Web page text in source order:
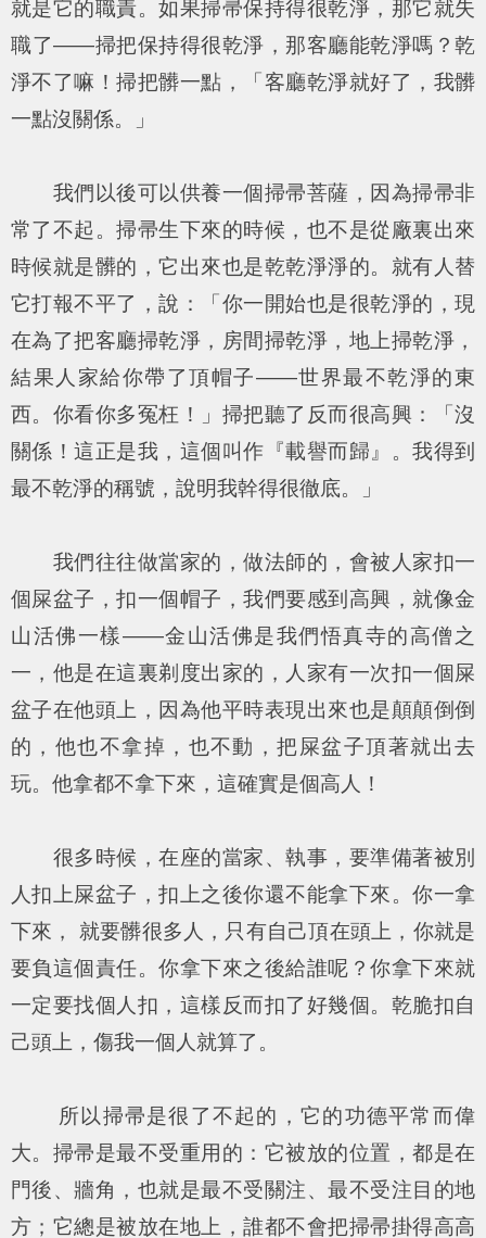
就是它的職責。如果掃帚保持得很乾淨，那它就失
職了——掃把保持得很乾淨，那客廳能乾淨嗎？乾
淨不了嘛！掃把髒一點，「客廳乾淨就好了，我髒
一點沒關係。」
我們以後可以供養一個掃帚菩薩，因為掃帚非
常了不起。掃帚生下來的時候，也不是從廠裏出來
時候就是髒的，它出來也是乾乾淨淨的。就有人替
它打報不平了，說：「你一開始也是很乾淨的，現
在為了把客廳掃乾淨，房間掃乾淨，地上掃乾淨，
結果人家給你帶了頂帽子——世界最不乾淨的東
西。你看你多冤枉！」掃把聽了反而很高興：「沒
關係！這正是我，這個叫作『載譽而歸』。我得到
最不乾淨的稱號，說明我幹得很徹底。」
我們往往做當家的，做法師的，會被人家扣一
個屎盆子，扣一個帽子，我們要感到高興，就像金
山活佛一樣——金山活佛是我們悟真寺的高僧之
一，他是在這裏剃度出家的，人家有一次扣一個屎
盆子在他頭上，因為他平時表現出來也是顛顛倒倒
的，他也不拿掉，也不動，把屎盆子頂著就出去
玩。他拿都不拿下來，這確實是個高人！
很多時候，在座的當家、執事，要準備著被別
人扣上屎盆子，扣上之後你還不能拿下來。你一拿
下來， 就要髒很多人，只有自己頂在頭上，你就是
要負這個責任。你拿下來之後給誰呢？你拿下來就
一定要找個人扣，這樣反而扣了好幾個。乾脆扣自
己頭上，傷我一個人就算了。
所以掃帚是很了不起的，它的功德平常而偉
大。掃帚是最不受重用的：它被放的位置，都是在
門後、牆角，也就是最不受關注、最不受注目的地
方；它總是被放在地上，誰都不會把掃帚掛得高高